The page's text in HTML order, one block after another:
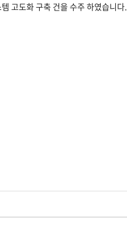
고도화 구축 건을 수주 하였습니다.